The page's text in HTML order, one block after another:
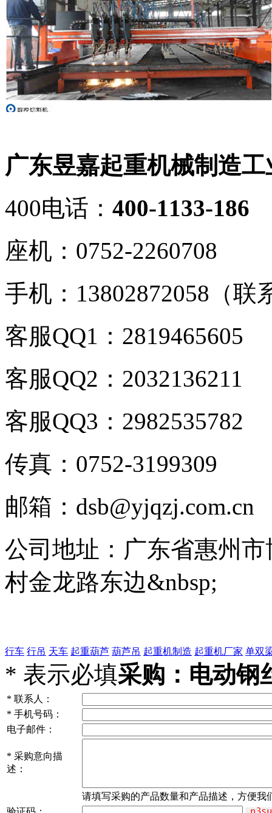
广东昱嘉起重机械制造
400电话： 400-1133-186
座机：0752-2260708
手机：13802872058（联
客服QQ1：2819465605
客服QQ2：2032136211
客服QQ3：2982535782
传真：0752-3199309
邮箱：dsb@yjqzj.com.cn
公司地址：广东省惠州
村金龙路东边&nbsp;
行车 行吊 天车 起重葫芦 葫芦吊 起重机制造 起重机厂家 单双
* 表示必填采购：电动钢
* 联系人：
* 手机号码：
电子邮件：
* 采购意向描
述：
请填写采购的产品数量和产品描述，方便我